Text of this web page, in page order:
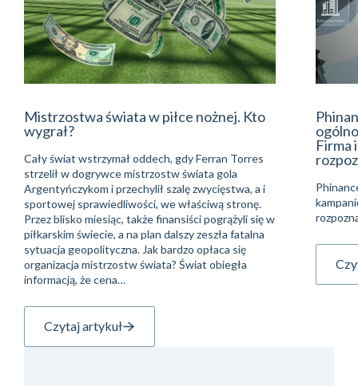
Mistrzostwa świata w piłce nożnej. Kto
wygrał?
Cały świat wstrzymał oddech, gdy Ferran Torres
strzelił w dogrywce mistrzostw świata gola
Argentyńczykom i przechylił szalę zwycięstwa, a i
sportowej sprawiedliwości, we właściwą stronę.
Przez blisko miesiąc, także finansiści pogrążyli się w
piłkarskim świecie, a na plan dalszy zeszła fatalna
sytuacja geopolityczna. Jak bardzo opłaca się
organizacja mistrzostw świata? Świat obiegła
informacją, że cena…
Czytaj artykuł
Firma